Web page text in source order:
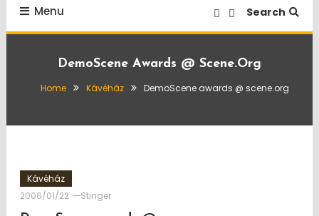
Menu Search
DemoScene Awards @ Scene.org
Home Kávéház DemoScene awards @ scene.org
Kávéház
2006/01/22
Stinger